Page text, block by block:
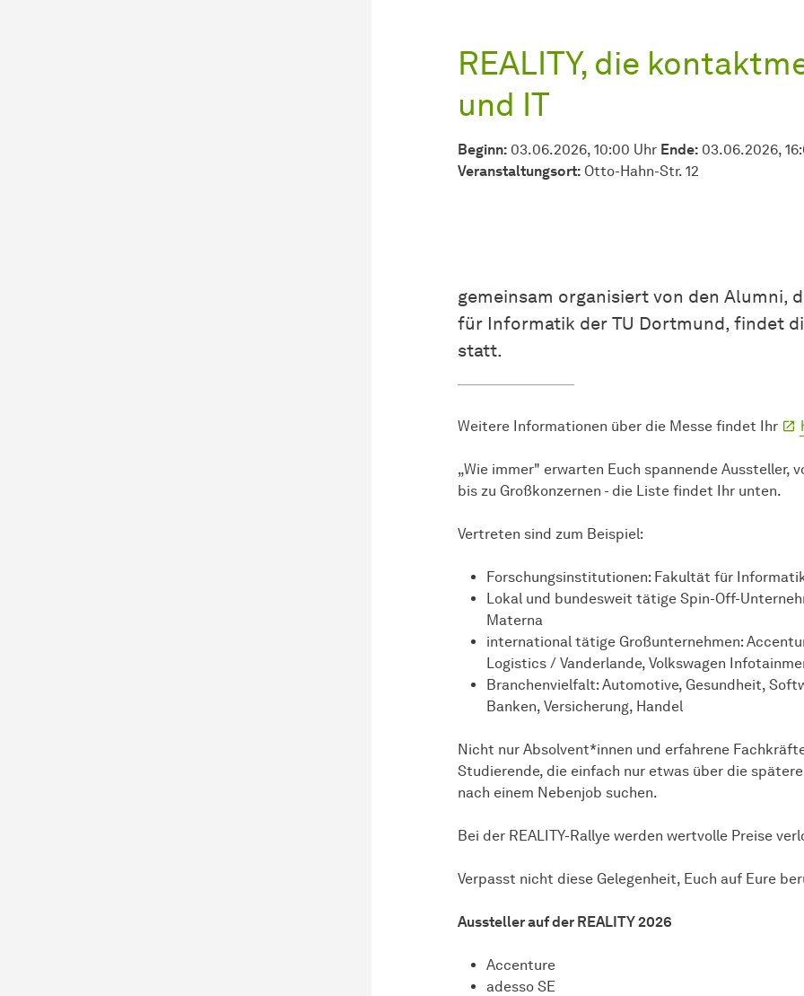
REALITY, die
und IT
Beginn: 03.06.2026, 10:00 Uhr Ende: 03.06.2026,
Veranstaltungsort: Otto-Hahn-Str. 12
gemeinsam organisiert von den Alumni,
für Informatik der TU Dortmund, findet
statt.
Weitere Informationen über die Messe findet Ihr
„Wie immer" erwarten Euch spannende Aussteller,
bis zu Großkonzernen - die Liste findet Ihr unten.
Vertreten sind zum Beispiel:
Forschungsinstitutionen: Fakultät für
Lokal und bundesweit tätige Spin-Off-
Materna
international tätige Großunternehmen:
Logistics / Vanderlande, Volkswagen
Branchenvielfalt: Automotive, Gesundheit,
Banken, Versicherung, Handel
Nicht nur Absolvent*innen und erfahrene
Studierende, die einfach nur etwas über die
nach einem Nebenjob suchen.
Bei der REALITY-Rallye werden wertvolle Preise
Verpasst nicht diese Gelegenheit, Euch auf Eure
Aussteller auf der REALITY 2026
Accenture
adesso SE